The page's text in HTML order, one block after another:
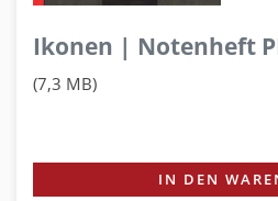
Ikonen | Notenheft
(7,3 MB)
IN DEN